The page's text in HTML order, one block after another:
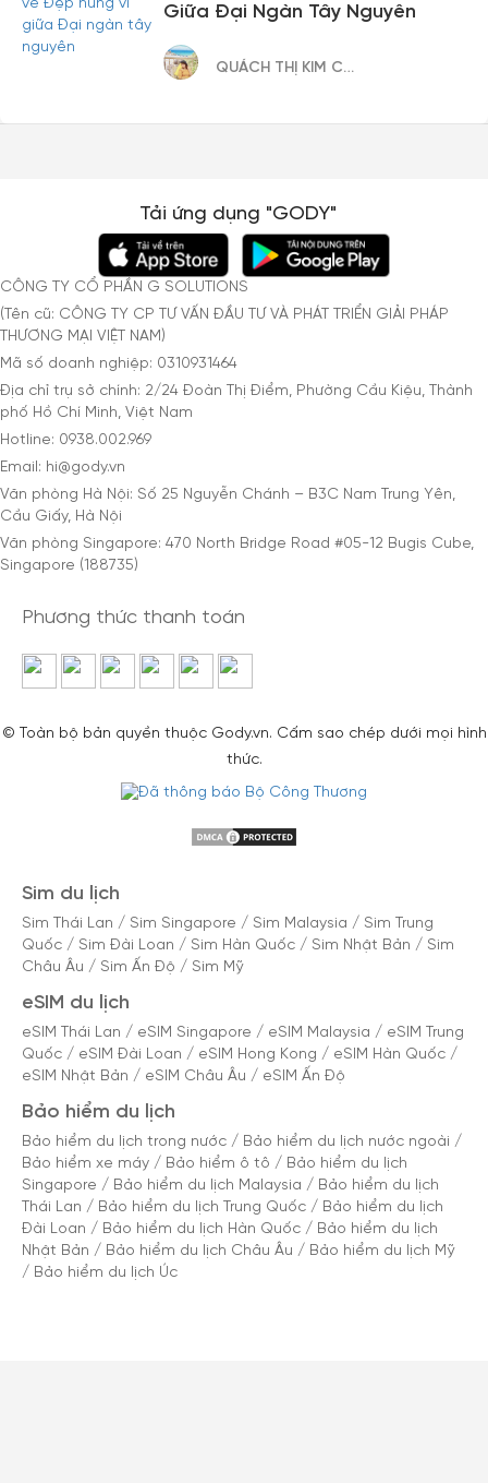
Giữa Đại Ngàn Tây Nguyên
QUÁCH THỊ KIM CÚC
Tải ứng dụng "GODY"
CÔNG TY CỔ PHẦN G SOLUTIONS
(Tên cũ: CÔNG TY CP TƯ VẤN ĐẦU TƯ VÀ PHÁT TRIỂN GIẢI PHÁP
THƯƠNG MẠI VIỆT NAM)
Mã số doanh nghiệp: 0310931464
Địa chỉ trụ sở chính: 2/24 Đoàn Thị Điểm, Phường Cầu Kiệu, Thành
phố Hồ Chí Minh, Việt Nam
Hotline: 0938.002.969
Email: hi@gody.vn
Văn phòng Hà Nội: Số 25 Nguyễn Chánh – B3C Nam Trung Yên,
Cầu Giấy, Hà Nội
Văn phòng Singapore: 470 North Bridge Road #05-12 Bugis Cube,
Singapore (188735)
Phương thức thanh toán
© Toàn bộ bản quyền thuộc Gody.vn. Cấm sao chép dưới mọi hình
thức.
Sim du lịch
Sim Thái Lan / Sim Singapore / Sim Malaysia / Sim Trung
Quốc / Sim Đài Loan / Sim Hàn Quốc / Sim Nhật Bản / Sim
Châu Âu / Sim Ấn Độ / Sim Mỹ
eSIM du lịch
eSIM Thái Lan / eSIM Singapore / eSIM Malaysia / eSIM Trung
Quốc / eSIM Đài Loan / eSIM Hong Kong / eSIM Hàn Quốc /
eSIM Nhật Bản / eSIM Châu Âu / eSIM Ấn Độ
Bảo hiểm du lịch
Bảo hiểm du lịch trong nước / Bảo hiểm du lịch nước ngoài /
Bảo hiểm xe máy / Bảo hiểm ô tô / Bảo hiểm du lịch
Singapore / Bảo hiểm du lịch Malaysia / Bảo hiểm du lịch
Thái Lan / Bảo hiểm du lịch Trung Quốc / Bảo hiểm du lịch
Đài Loan / Bảo hiểm du lịch Hàn Quốc / Bảo hiểm du lịch
Nhật Bản / Bảo hiểm du lịch Châu Âu / Bảo hiểm du lịch Mỹ
/ Bảo hiểm du lịch Úc